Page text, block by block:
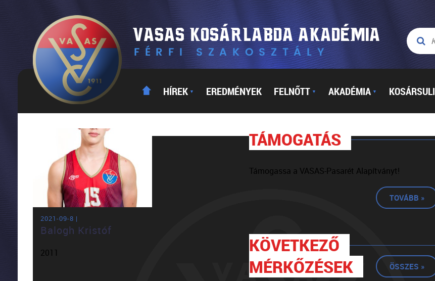
HÍREK ▼ EREDMÉNYEK FELNŐTT ▼ AKADÉMIA ▼ KOSÁRSULI
2021-09-8 |
Balogh Kristóf
2011
TÁMOGATÁS
Támogassa a VASAS-Pasarét Alapítványt!
TOVÁBB »
KÖVETKEZŐ
MÉRKŐZÉSEK
ÖSSZES »